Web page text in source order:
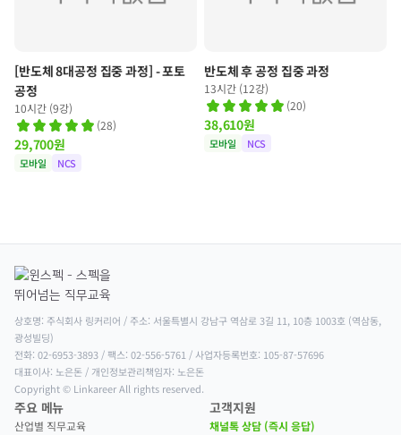
[반도체 8대공정 집중 과정] - 포토
공정
10시간 (9강)
(28)
29,700원
모바일 NCS
반도체 후 공정 집중 과정
13시간 (12강)
(20)
38,610원
모바일 NCS
상호명: 주식회사 링커리어 / 주소: 서울특별시 강남구 역삼로 3길 11, 10층 1003호 (역삼동,
광성빌딩)
전화: 02-6953-3893 / 팩스: 02-556-5761 / 사업자등록번호: 105-87-57696
대표이사: 노은돈 / 개인정보관리책임자: 노은돈
Copyright © Linkareer All rights reserved.
주요 메뉴
산업별 직무교육
고객지원
채널톡 상담 (즉시 응답)